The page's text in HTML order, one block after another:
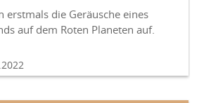
erstmals die Geräusche eines
auf dem Roten Planeten auf.